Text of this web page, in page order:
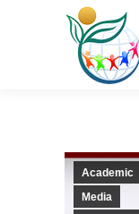
Academic
Media